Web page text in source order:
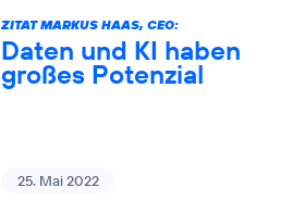
ZITAT MARKUS HAAS, CEO:
Daten und KI haben
großes Potenzial
25. Mai 2022